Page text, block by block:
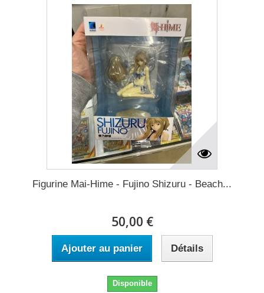
Figurine Mai-Hime - Fujino Shizuru - Beach...
50,00 €
Ajouter au panier Détails
Disponible